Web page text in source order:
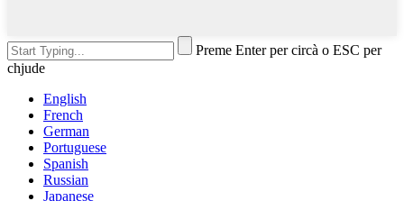
Preme Enter per circà o ESC per
chjude
English
French
German
Portuguese
Spanish
Russian
Japanese